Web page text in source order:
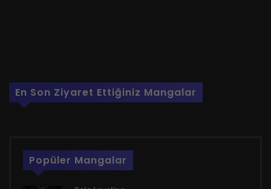
En Son Ziyaret Ettiğiniz Mangalar
Popüler Mangalar